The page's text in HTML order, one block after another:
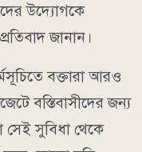
উদ্যোগকে
জানান।
বক্তারা আরও
বস্তিবাসীদের জন্য
সেই সুবিধা থেকে